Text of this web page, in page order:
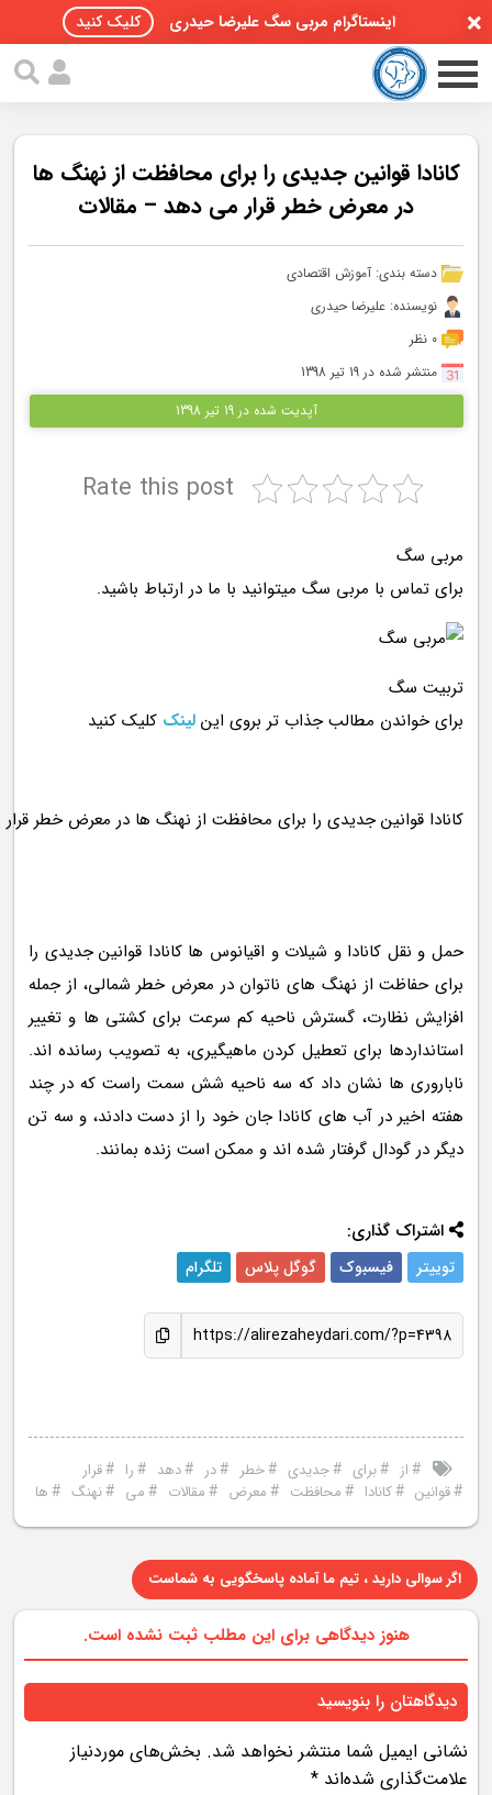
اینستاگرام مربی سگ علیرضا حیدری کلیک کنید
صفحه اصلی
مقالات سگ ها
پادکست سگ ها
سمینار تهران 96
تماس با ما
کانادا قوانین جدیدی را برای محافظت از نهنگ ها
در معرض خطر قرار می دهد – مقالات
دسته بندی:آموزش اقتصادی
نویسنده: علیرضا حیدری
0 نظر
منتشر شده در 19 تیر 1398
آپدیت شده در 19 تیر 1398
Rate this post
مربی سگ
برای تماس با مربی سگ میتوانید با ما در ارتباط باشید.
تربیت سگ
برای خواندن مطالب جذاب تر بروی اینلینک کلیک کنید
حمل و نقل کانادا و شیلات و اقیانوس ها کانادا قوانین جدیدی را
برای حفاظت از نهنگ های ناتوان در معرض خطر شمالی، از جمله
افزایش نظارت، گسترش ناحیه کم سرعت برای کشتی ها و تغییر
استانداردها برای تعطیل کردن ماهیگیری، به تصویب رسانده اند.
ناباروری ها نشان داد که سه ناحیه شش سمت راست که در چند
هفته اخیر در آب های کانادا جان خود را از دست دادند، و سه تن
دیگر در گودال گرفتار شده اند و ممکن است زنده بمانند.
اشتراک گذاری:
توییتر فیسبوک گوگل پلاس تلگرام
https://alirezaheydari.com/?p=4398
#از #برای #جدیدی #خطر #در #دهد #را #قرار
#قوانین #کانادا #محافظت #معرض #مقالات #می #نهنگ #ها
اگر سوالی دارید ، تیم ما آماده پاسخگویی به شماست
هنوز دیدگاهی برای این مطلب ثبت نشده است.
دیدگاهتان را بنویسید
نشانی ایمیل شما منتشر نخواهد شد. بخش‌های موردنیاز
علامت‌گذاری شده‌اند *